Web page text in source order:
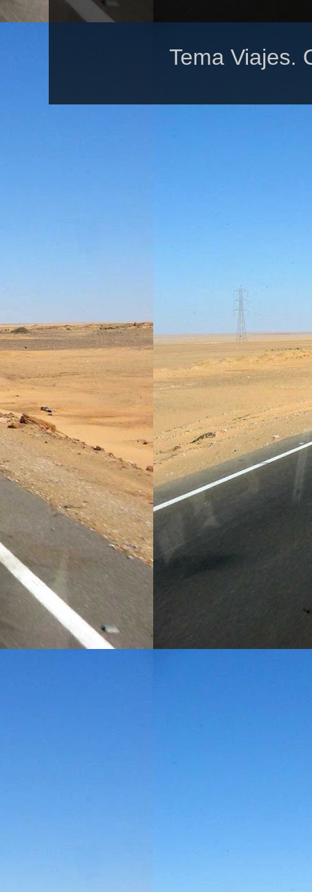
Tema Viajes.